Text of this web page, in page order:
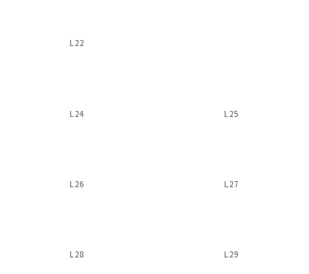
L22
L24 L25
L26 L27
L28 L29